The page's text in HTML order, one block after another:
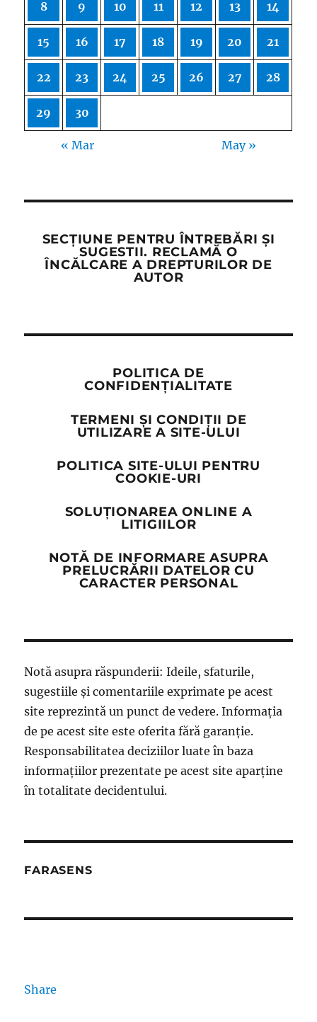
8 9 10 11 12 13 14
15 16 17 18 19 20 21
22 23 24 25 26 27 28
29 30
« Mar May »
SECȚIUNE PENTRU ÎNTREBĂRI ȘI
SUGESTII. RECLAMĂ O
ÎNCĂLCARE A DREPTURILOR DE
AUTOR
POLITICA DE
CONFIDENȚIALITATE
TERMENI ȘI CONDIȚII DE
UTILIZARE A SITE-ULUI
POLITICA SITE-ULUI PENTRU
COOKIE-URI
SOLUȚIONAREA ONLINE A
LITIGIILOR
NOTĂ DE INFORMARE ASUPRA
PRELUCRĂRII DATELOR CU
CARACTER PERSONAL
Notă asupra răspunderii: Ideile, sfaturile,
sugestiile și comentariile exprimate pe acest
site reprezintă un punct de vedere. Informația
de pe acest site este oferita fără garanție.
Responsabilitatea deciziilor luate în baza
informațiilor prezentate pe acest site aparține
în totalitate decidentului.
FARASENS
Share